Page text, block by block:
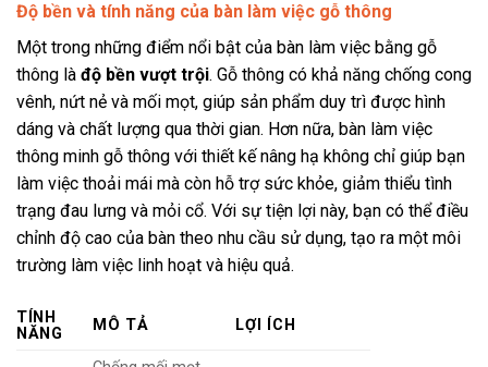
Độ bền và tính năng của bàn làm việc gỗ thông
Một trong những điểm nổi bật của bàn làm việc bằng gỗ
thông là độ bền vượt trội. Gỗ thông có khả năng chống cong
vênh, nứt nẻ và mối mọt, giúp sản phẩm duy trì được hình
dáng và chất lượng qua thời gian. Hơn nữa, bàn làm việc
thông minh gỗ thông với thiết kế nâng hạ không chỉ giúp bạn
làm việc thoải mái mà còn hỗ trợ sức khỏe, giảm thiểu tình
trạng đau lưng và mỏi cổ. Với sự tiện lợi này, bạn có thể điều
chỉnh độ cao của bàn theo nhu cầu sử dụng, tạo ra một môi
trường làm việc linh hoạt và hiệu quả.
TÍNH
NĂNG
MÔ TẢ LỢI ÍCH